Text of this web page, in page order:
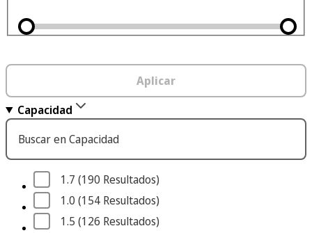
Aplicar
Capacidad
Buscar en Capacidad
1.7 (190 Resultados)
1.0 (154 Resultados)
1.5 (126 Resultados)